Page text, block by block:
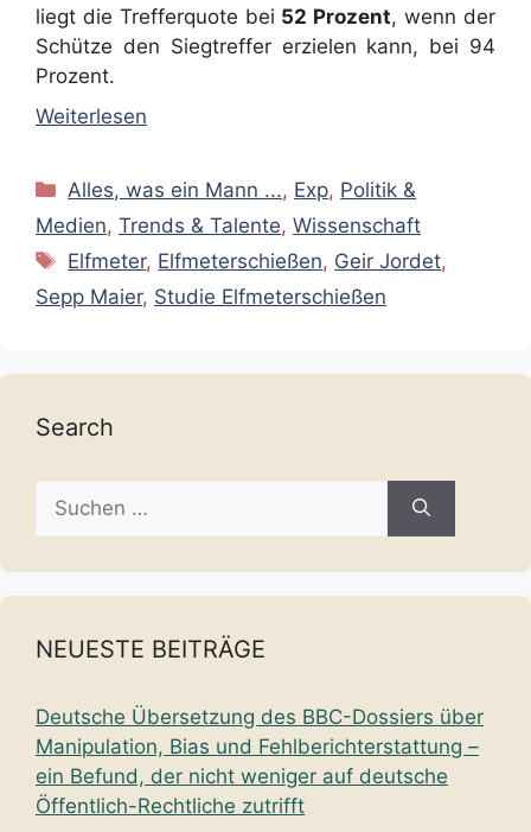
liegt die Trefferquote bei 52 Prozent, wenn der
Schütze den Siegtreffer erzielen kann, bei 94
Prozent.
Weiterlesen
Kategorien
Alles, was ein Mann ..., Exp, Politik &
Medien, Trends & Talente, Wissenschaft
Schlagwörter
Elfmeter, Elfmeterschießen, Geir Jordet,
Sepp Maier, Studie Elfmeterschießen
Search
nach:
NEUESTE BEITRÄGE
Deutsche Übersetzung des BBC-Dossiers über
Manipulation, Bias und Fehlberichterstattung –
ein Befund, der nicht weniger auf deutsche
Öffentlich-Rechtliche zutrifft